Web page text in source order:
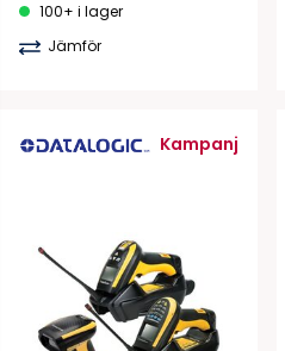
100+ i lager
Jämför
Kampanj